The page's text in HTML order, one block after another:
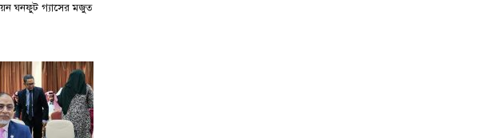
ঘনফুট গ্যাসের মজুত